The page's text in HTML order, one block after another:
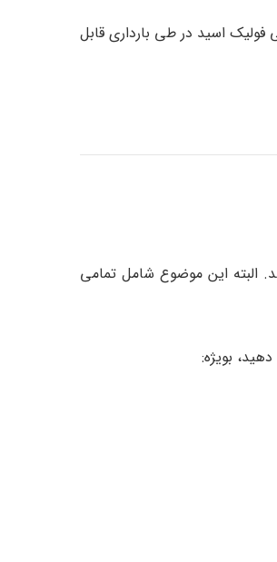
فولیک اسید در طی بارداری قابل
البته این موضوع شامل تمامی
بویژه: